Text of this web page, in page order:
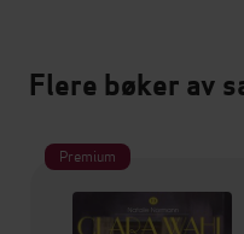
Flere bøker av
Premium